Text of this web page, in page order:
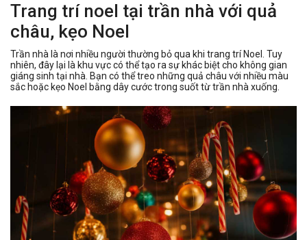
Trang trí noel tại trần nhà với quả
châu, kẹo Noel
Trần nhà là nơi nhiều người thường bỏ qua khi trang trí Noel. Tuy
nhiên, đây lại là khu vực có thể tạo ra sự khác biệt cho không gian
giáng sinh tại nhà. Bạn có thể treo những quả châu với nhiều màu
sắc hoặc kẹo Noel bằng dây cước trong suốt từ trần nhà xuống.